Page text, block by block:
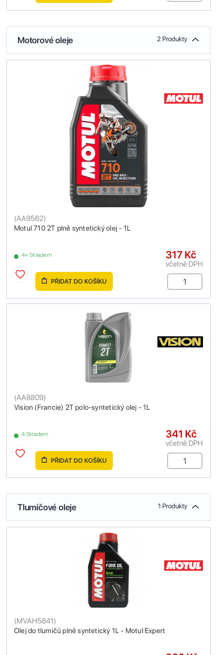
Motorové oleje 2 Produkty
Motul 710 2T plně syntetický olej - 1L
(AA9562)
4+ Skladem 317 Kč
včetně DPH
PŘIDAT DO KOŠÍKU
Vision (Francie) 2T polo-syntetický olej - 1L
(AA8809)
4 Skladem 341 Kč
včetně DPH
PŘIDAT DO KOŠÍKU
Tlumičové oleje 1 Produkty
Olej do tlumičů plně syntetický 1L - Motul Expert
(MVAH5841)